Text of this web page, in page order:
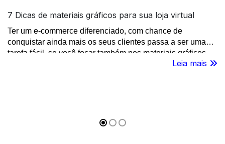
7 Dicas de materiais gráficos para sua loja virtual
Ter um e-commerce diferenciado, com chance de
conquistar ainda mais os seus clientes passa a ser uma
tarefa fácil, se você focar também nos materiais gráficos
para loja virtual. Acesse e confira as dicas da FuturaIM!
Leia mais